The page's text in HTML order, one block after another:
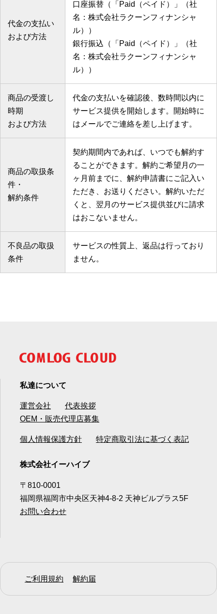
代金の支払い
および方法
口座振替（「Paid（ペイド）」（社
名：株式会社ラクーンフィナンシャ
ル））
銀行振込（「Paid（ペイド）」（社
名：株式会社ラクーンフィナンシャ
ル））
商品の受渡し
時期
および方法
代金の支払いを確認後、数時間以内に
サービス提供を開始します。開始時に
はメールでご連絡を差し上げます。
商品の取扱条
件・
解約条件
契約期間内であれば、いつでも解約す
ることができます。解約ご希望月の一
ヶ月前までに、解約申請書にご記入い
ただき、お送りください。解約いただ
くと、翌月のサービス提供並びに請求
はおこないません。
不良品の取扱
条件
サービスの性質上、返品は行っており
ません。
私達について
運営会社
代表挨拶
OEM・販売代理店募集
個人情報保護方針 特定商取引法に基づく表記
株式会社イーハイブ
〒810-0001
福岡県福岡市中央区天神4-8-2 天神ビルプラス5F
お問い合わせ
ご利用規約 解約届